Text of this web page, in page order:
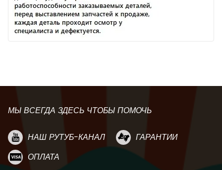
МЫ ВСЕГДА ЗДЕСЬ ЧТОБЫ ПОМОЧЬ
НАШ РУТУБ-КАНАЛ
ГАРАНТИИ
ОПЛАТА